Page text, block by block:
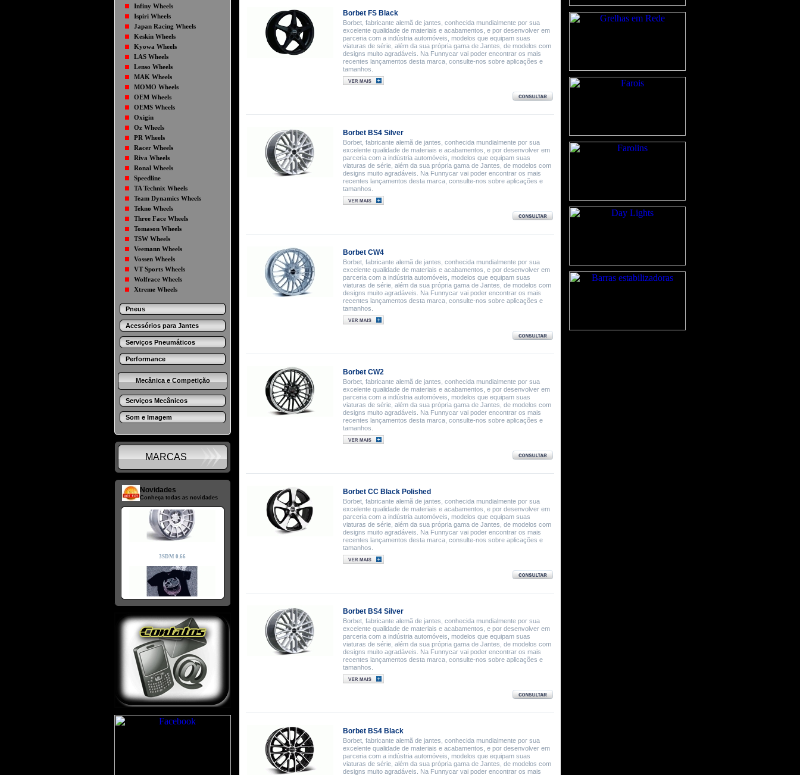
Infiny Wheels
Ispiri Wheels
Japan Racing Wheels
Keskin Wheels
Kyowa Wheels
LAS Wheels
Lenso Wheels
MAK Wheels
MOMO Wheels
OEM Wheels
OEMS Wheels
Oxigin
Oz Wheels
PR Wheels
Racer Wheels
Riva Wheels
Ronal Wheels
Speedline
TA Technix Wheels
Team Dynamics Wheels
Tekno Wheels
Three Face Wheels
Tomason Wheels
TSW Wheels
Veemann Wheels
Vossen Wheels
VT Sports Wheels
Wolfrace Wheels
Xtreme Wheels
Pneus
Acessórios para Jantes
Serviços Pneumáticos
Performance
Mecânica e Competição
Serviços Mecânicos
Som e Imagem
MARCAS
Novidades
Conheça todas as novidades
Borbet FS Black
Borbet, fabricante alemã de jantes, conhecida mundialmente por sua
excelente qualidade de materiais e acabamentos, e por desenvolver em
parceria com a indústria automóveis, modelos que equipam suas
viaturas de série, além da sua própria gama de Jantes, de modelos com
designs muito agradáveis. Na Funnycar vai poder encontrar os mais
recentes lançamentos desta marca, consulte-nos sobre aplicações e
tamanhos.
Borbet BS4 Silver
Borbet, fabricante alemã de jantes, conhecida mundialmente por sua
excelente qualidade de materiais e acabamentos, e por desenvolver em
parceria com a indústria automóveis, modelos que equipam suas
viaturas de série, além da sua própria gama de Jantes, de modelos com
designs muito agradáveis. Na Funnycar vai poder encontrar os mais
recentes lançamentos desta marca, consulte-nos sobre aplicações e
tamanhos.
Borbet CW4
Borbet, fabricante alemã de jantes, conhecida mundialmente por sua
excelente qualidade de materiais e acabamentos, e por desenvolver em
parceria com a indústria automóveis, modelos que equipam suas
viaturas de série, além da sua própria gama de Jantes, de modelos com
designs muito agradáveis. Na Funnycar vai poder encontrar os mais
recentes lançamentos desta marca, consulte-nos sobre aplicações e
tamanhos.
Borbet CW2
Borbet, fabricante alemã de jantes, conhecida mundialmente por sua
excelente qualidade de materiais e acabamentos, e por desenvolver em
parceria com a indústria automóveis, modelos que equipam suas
viaturas de série, além da sua própria gama de Jantes, de modelos com
designs muito agradáveis. Na Funnycar vai poder encontrar os mais
recentes lançamentos desta marca, consulte-nos sobre aplicações e
tamanhos.
Borbet CC Black Polished
Borbet, fabricante alemã de jantes, conhecida mundialmente por sua
excelente qualidade de materiais e acabamentos, e por desenvolver em
parceria com a indústria automóveis, modelos que equipam suas
viaturas de série, além da sua própria gama de Jantes, de modelos com
designs muito agradáveis. Na Funnycar vai poder encontrar os mais
recentes lançamentos desta marca, consulte-nos sobre aplicações e
tamanhos.
Borbet BS4 Silver
Borbet, fabricante alemã de jantes, conhecida mundialmente por sua
excelente qualidade de materiais e acabamentos, e por desenvolver em
parceria com a indústria automóveis, modelos que equipam suas
viaturas de série, além da sua própria gama de Jantes, de modelos com
designs muito agradáveis. Na Funnycar vai poder encontrar os mais
recentes lançamentos desta marca, consulte-nos sobre aplicações e
tamanhos.
Borbet BS4 Black
Borbet, fabricante alemã de jantes, conhecida mundialmente por sua
excelente qualidade de materiais e acabamentos, e por desenvolver em
parceria com a indústria automóveis, modelos que equipam suas
viaturas de série, além da sua própria gama de Jantes, de modelos com
designs muito agradáveis. Na Funnycar vai poder encontrar os mais